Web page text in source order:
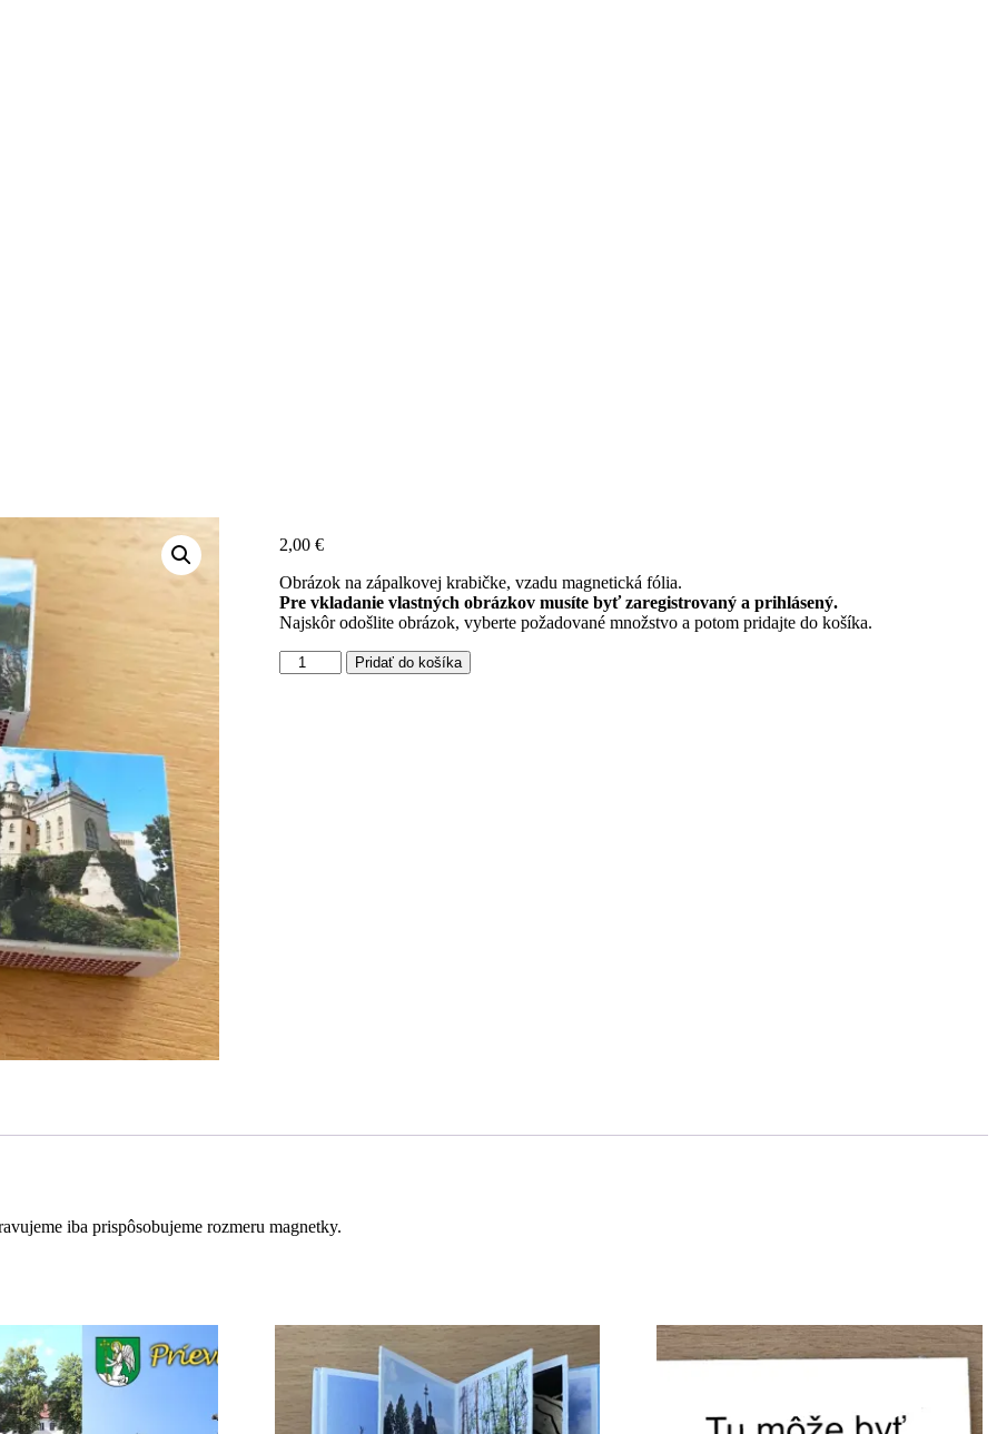
2,00 €
Obrázok na zápalkovej krabičke, vzadu magnetická fólia.
Pre vkladanie vlastných obrázkov musíte byť zaregistrovaný a prihlásený.
Najskôr odošlite obrázok, vyberte požadované množstvo a potom pridajte do košíka.
množstvo
Magnetické
Pridať do košíka
iba prispôsobujeme rozmeru magnetky.